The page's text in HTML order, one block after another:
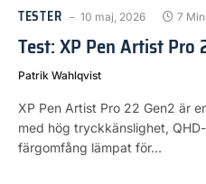
TESTER 10 maj, 2026 7
Test: XP Pen Artist Pro
Patrik Wahlqvist
XP Pen Artist Pro 22 Gen2 är
med hög tryckkänslighet,
färgomfång lämpat för…